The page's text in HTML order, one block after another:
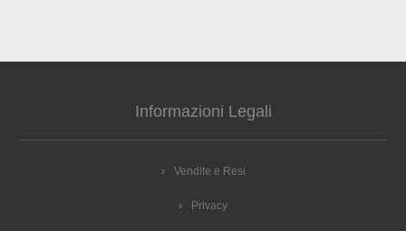
Informazioni Legali
Vendite e Resi
Privacy